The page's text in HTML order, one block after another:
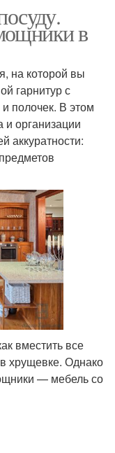
в
на которой вы
гарнитур с
полочек. В этом
организации
аккуратности:
вместить все
хрущевке. Однако
— мебель со